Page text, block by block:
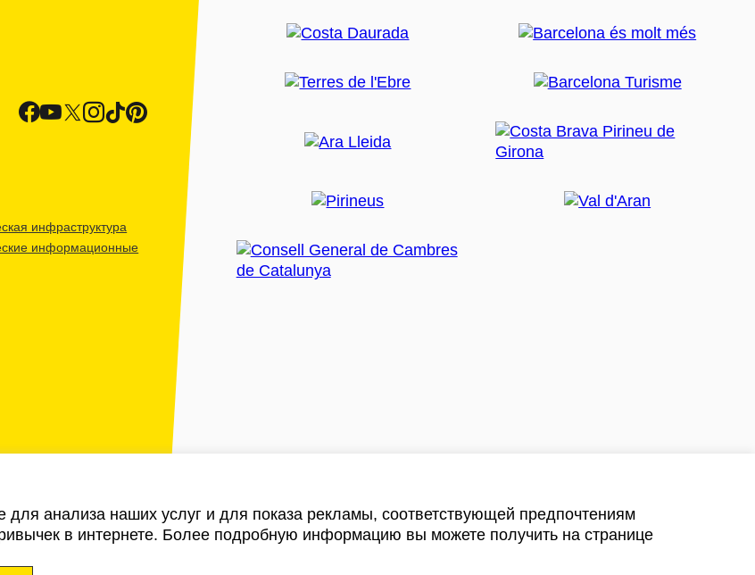
инфраструктура
информационные
анализа наших услуг и для показа рекламы, соответствующей предпочтениям
в интернете. Более подробную информацию вы можете получить на странице